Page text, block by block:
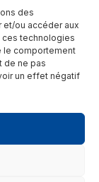
des
ou accéder aux
ces technologies
le comportement
de ne pas
un effet négatif